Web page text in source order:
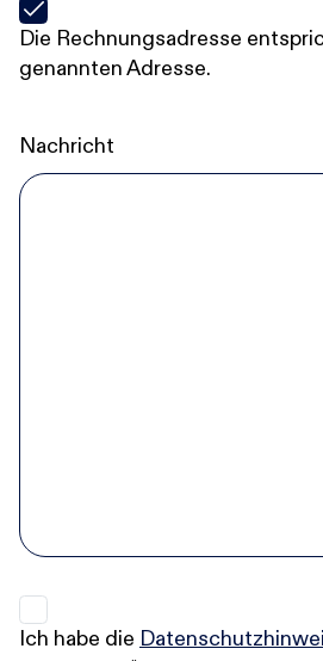
Die Rechnungsadresse
genannten Adresse.
Nachricht
Ich habe die